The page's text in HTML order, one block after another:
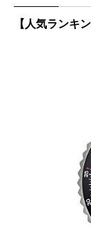
【人気ランキ